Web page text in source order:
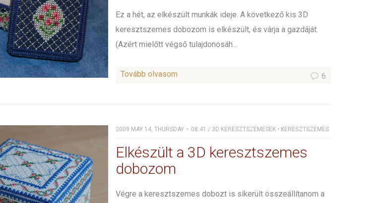
Ez a hét, az elkészült munkák ideje. A következő kis 3D
keresztszemes dobozom is elkészült, és várja a gazdáját.
(Azért mielőtt végső tulajdonosáh...
Tovább olvasom 6
2009 MAY 14, THURSDAY – 08:41 / 3D KERESZTSZEMESEK • KERESZTSZEMES
Elkészült a 3D keresztszemes
dobozom
Végre a keresztszemes dobozt is sikerült összeállítanom a